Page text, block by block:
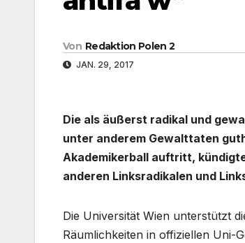
Von Redaktion Polen 2
JAN. 29, 2017
Die als äußerst radikal und
unter anderem Gewalttaten
Akademikerball auftritt,
anderen Linksradikalen und
Die Universität Wien unterstützt
Räumlichkeiten in offiziellen Uni-